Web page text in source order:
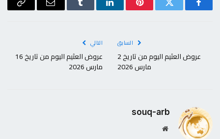
فيسبوكتويتر بينتيريستلينكدإن Tumblr البريد
Copy
السابق
عروض العثيم اليوم من تاريخ 2
مارس 2026
التالي
عروض العثيم اليوم من تاريخ 16
مارس 2026
souq-arb
موقع